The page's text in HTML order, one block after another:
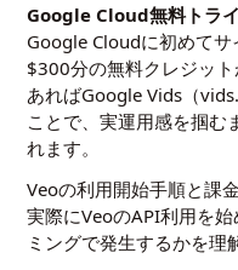
Google Cloud無料トラ
Google Cloudに初めて
$300分の無料クレジッ
あればGoogle Vids（
ことで、実運用感を掴む
れます。
Veoの利用開始手順と課
実際にVeoのAPI利用を
ミングで発生するかを理